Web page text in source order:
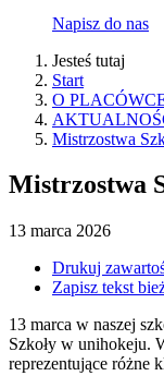
Napisz do nas
Jesteś tutaj
Start
O
Mistrzostwa
Mistrzostwa
13 marca 2026
Drukuj
Zapisz tekst
13 marca w naszej
Szkoły w unihokeju.
reprezentujące różne